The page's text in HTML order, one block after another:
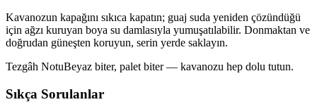
Kavanozun kapağını sıkıca kapatın; guaj suda yeniden çözündüğü
için ağzı kuruyan boya su damlasıyla yumuşatılabilir. Donmaktan ve
doğrudan güneşten koruyun, serin yerde saklayın.
Tezgâh NotuBeyaz biter, palet biter — kavanozu hep dolu tutun.
Sıkça Sorulanlar